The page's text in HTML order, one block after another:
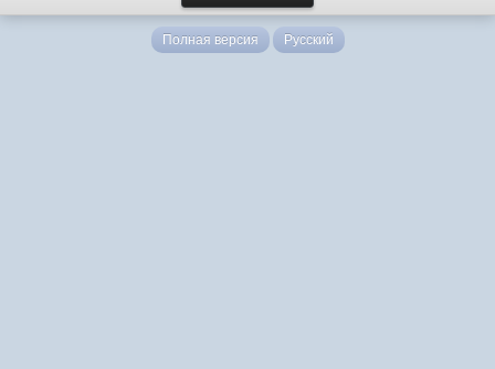
Полная версия Русский